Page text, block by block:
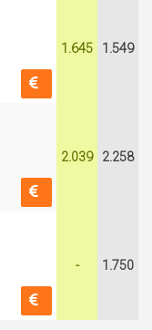
1.645 1.549
2.039 2.258
- 1.750